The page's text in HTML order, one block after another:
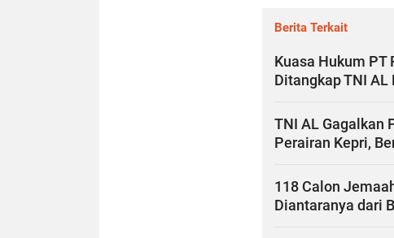
Berita Terkait
Kuasa Hukum PT
Ditangkap TNI
TNI AL Gagalkan
Perairan Kepri,
118 Calon
Diantaranya dari